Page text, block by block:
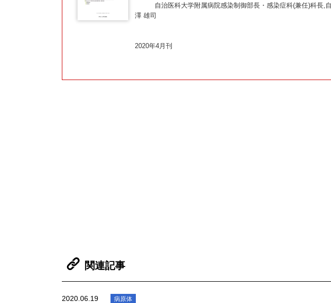
自治医科大学附属病院感染制御部長・感染症科(兼任)科長,自
澤 雄司
2020年4月刊
関連記事
2020.06.19 病原体